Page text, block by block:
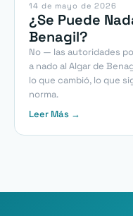
14 de mayo de 2026
¿Se Puede
Benagil?
No — las autoridades
a nado al Algar de
lo que cambió, lo que
norma.
Leer Más →